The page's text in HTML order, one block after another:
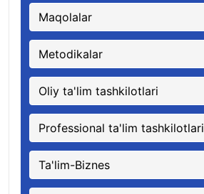
Maqolalar
Metodikalar
Oliy ta'lim tashkilotlari
Professional ta'lim tashkilotlari
Ta'lim-Biznes